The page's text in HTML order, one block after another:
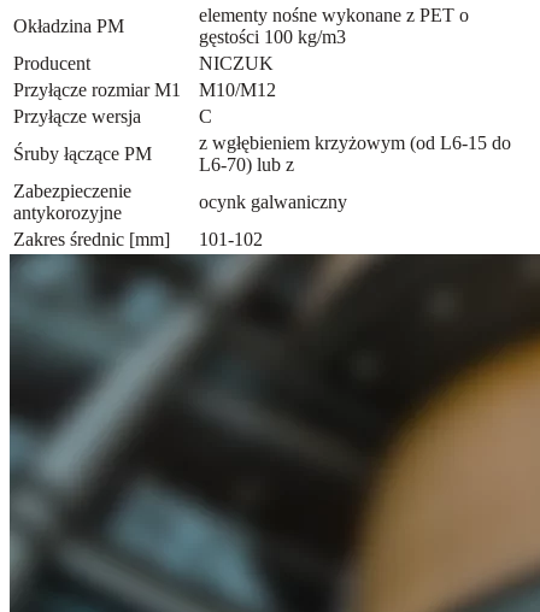
Okładzina PM
elementy nośne wykonane z PET o
gęstości 100 kg/m3
Producent
NICZUK
Przyłącze rozmiar M1
M10/M12
Przyłącze wersja
C
Śruby łączące PM
z wgłębieniem krzyżowym (od L6-15 do
L6-70) lub z
Zabezpieczenie
antykorozyjne
ocynk galwaniczny
Zakres średnic [mm]
101-102